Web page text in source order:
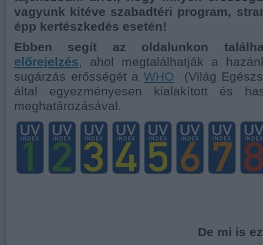
vagyunk kitéve szabadtéri program,
épp kertészkedés esetén!
Ebben segít az oldalunkon
előrejelzés, ahol megtalálhatják a
sugárzás erősségét aWHO (Világ
által egyezményesen kialakított és
meghatározásával.
De mi is